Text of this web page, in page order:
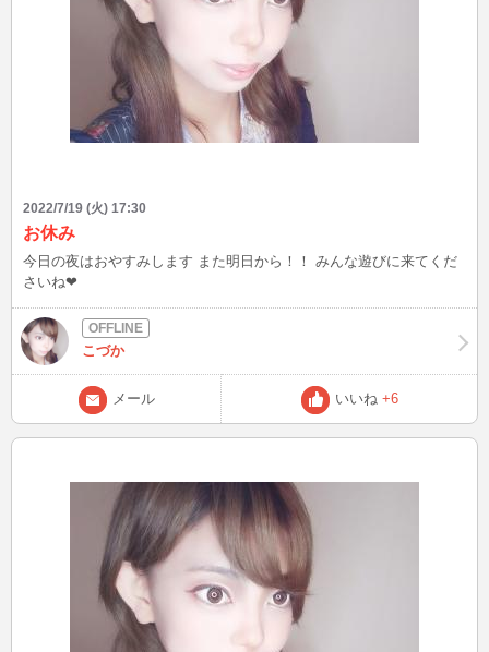
2022/7/19 (火) 17:30
お休み
今日の夜はおやすみします また明日から！！ みんな遊びに来てくだ
さいね❤
こづか
メール いいね +6